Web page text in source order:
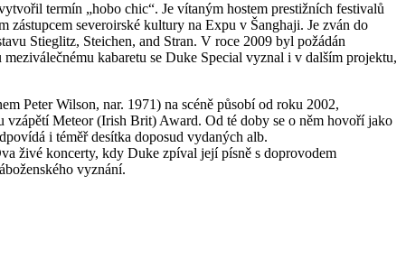
termín „hobo chic“. Je vítaným hostem prestižních festivalů
severoirské kultury na Expu v Šanghaji. Je zván do
Stieglitz, Steichen, and Stran. V roce 2009 byl požádán
kabaretu se Duke Special vyznal i v dalším projektu,
Peter Wilson, nar. 1971) na scéně působí od roku 2002,
vzápětí Meteor (Irish Brit) Award. Od té doby se o něm hovoří jako
i téměř desítka doposud vydaných alb.
živé koncerty, kdy Duke zpíval její písně s doprovodem
vyznání.